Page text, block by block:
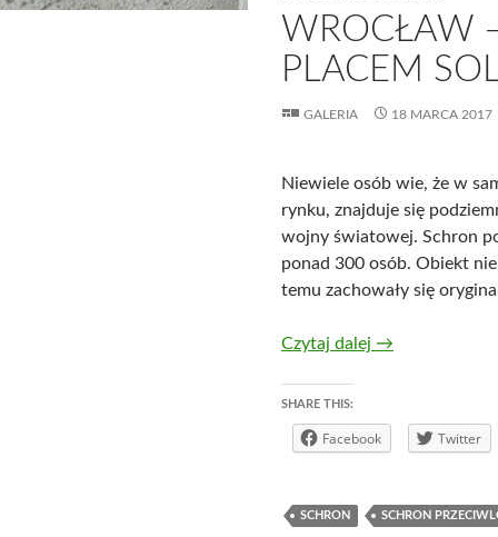
WROCŁAW
PLACEM
GALERIA 18 MARCA 2017
Niewiele osób wie, że w
rynku, znajduje się
wojny światowej. Schron
ponad 300 osób. Obiekt
temu zachowały się
Czytaj dalej Wrocław –
→
SHARE THIS:
Facebook Twitter
SCHRON SCHRON